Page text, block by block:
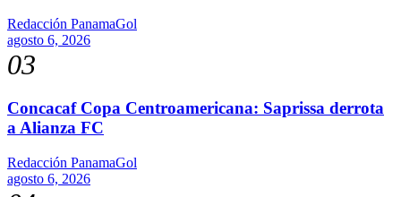
Redacción PanamaGol
agosto 6, 2026
03
Concacaf Copa Centroamericana: Saprissa derrota
a Alianza FC
Redacción PanamaGol
agosto 6, 2026